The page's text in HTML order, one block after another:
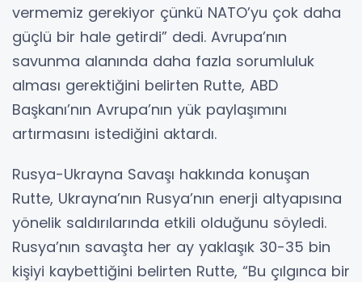
vermemiz gerekiyor çünkü NATO’yu çok daha
güçlü bir hale getirdi” dedi. Avrupa’nın
savunma alanında daha fazla sorumluluk
alması gerektiğini belirten Rutte, ABD
Başkanı’nın Avrupa’nın yük paylaşımını
artırmasını istediğini aktardı.
Rusya-Ukrayna Savaşı hakkında konuşan
Rutte, Ukrayna’nın Rusya’nın enerji altyapısına
yönelik saldırılarında etkili olduğunu söyledi.
Rusya’nın savaşta her ay yaklaşık 30-35 bin
kişiyi kaybettiğini belirten Rutte, “Bu çılgınca bir